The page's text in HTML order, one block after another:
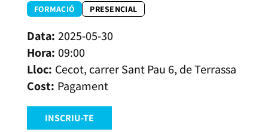
FORMACIÓ PRESENCIAL
2025-05-30
09:00
Cecot, carrer Sant Pau 6, de Terrassa
Pagament
INSCRIU-TE